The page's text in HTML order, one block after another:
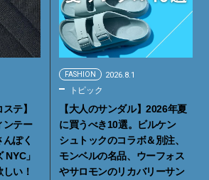
テ】
ンテー
ぽく
NYC」
い！
FASHION 2026.8.1
トピック
【大人のサンダル】2026年夏
に買うべき10選。ビルケン
シュトックのコラボ＆別注、
モンベルの名品、ウーフォス
やサロモンのリカバリーサン